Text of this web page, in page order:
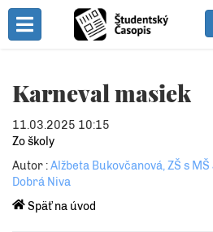
Toggle Menu
Karneval masiek
11.03.2025 10:15
Zo školy
Autor :Alžbeta Bukovčanová, ZŠ s
Dobrá Niva
Späť na úvod